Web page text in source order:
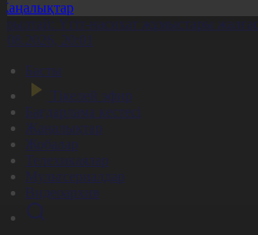
Үгіт-насихат жұмыстары
20:01
Басты
Тікелей эфир
Бағдарлама кестесі
Жаңалықтар
Жобалар
Телехикаялар
Мультсериалдар
Видеоархив